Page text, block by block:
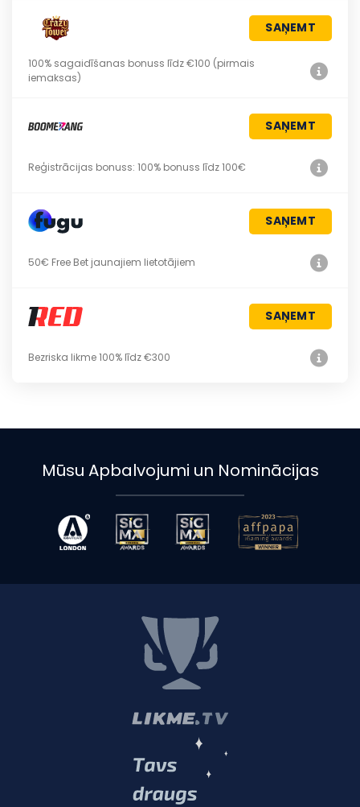
SAŅEMT
100% sagaidīšanas bonuss līdz €100 (pirmais
iemaksas)
SAŅEMT
Reģistrācijas bonuss: 100% bonuss līdz 100€
SAŅEMT
50€ Free Bet jaunajiem lietotājiem
SAŅEMT
Bezriska likme 100% līdz €300
Mūsu Apbalvojumi un Nominācijas